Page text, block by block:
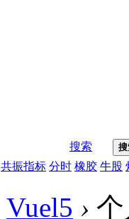
搜索
共振指标 分时 橡胶 牛股
Vuel5 ›